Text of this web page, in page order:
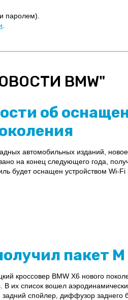
паролем).
BMW"
об
автомобильных изданий,
на конец следующего года,
будет оснащен устройством Wi-
пакет
кроссовер BMW X6 нового
их список вошел
спойлер, диффузор заднего